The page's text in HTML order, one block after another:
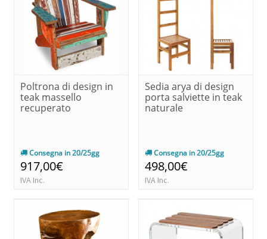
Poltrona di design in
teak massello
recuperato
Consegna in 20/25gg
917,00€
IVA Inc.
Sedia arya di design
porta salviette in teak
naturale
Consegna in 20/25gg
498,00€
IVA Inc.